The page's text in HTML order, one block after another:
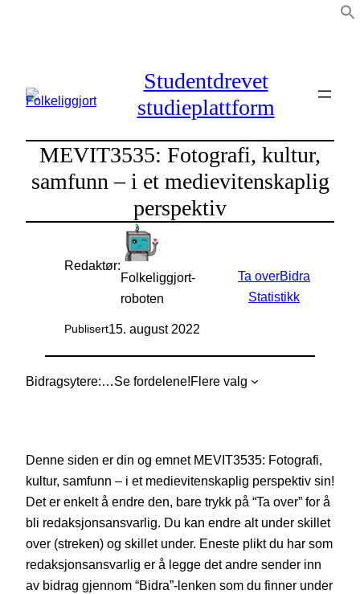
Studentdrevet
studieplattform
MEVIT3535: Fotografi, kultur,
samfunn – i et medievitenskaplig
perspektiv
Redaktør:
Folkeliggjort-
roboten
Publisert15. august 2022
Ta overBidra
Statistikk
Bidragsytere: Se fordelene!Flere valg
Denne siden er din og emnet MEVIT3535: Fotografi,
kultur, samfunn – i et medievitenskaplig perspektiv sin!
Det er enkelt å endre den, bare trykk på “Ta over” for å
bli redaksjonsansvarlig. Du kan endre alt under skillet
over (streken) og skillet under. Eneste plikt du har som
redaksjonsansvarlig er å legge det andre sender inn
av bidrag gjennom “Bidra”-lenken som du finner under